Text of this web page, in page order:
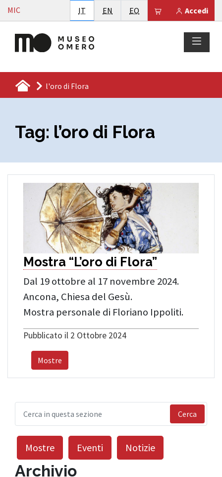
Vai al contenuto
MIC Accedi
Il tuo carrello è
IT Italiano
EN English
EO Esperanto
l'oro di Flora
Tag: l’oro di Flora
Mostra “L’oro di Flora”
Dal 19 ottobre al 17 novembre 2024.
Ancona, Chiesa del Gesù.
Mostra personale di Floriano Ippoliti.
Pubblicato il 2 Ottobre 2024
Mostre
Cerca
Mostre Eventi Notizie
Archivio